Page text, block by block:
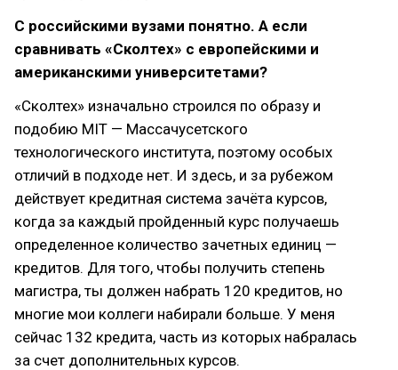
С российскими вузами понятно. А если
сравнивать «Сколтех» с европейскими и
американскими университетами?
«Сколтех» изначально строился по образу и
подобию MIT — Массачусетского
технологического института, поэтому особых
отличий в подходе нет. И здесь, и за рубежом
действует кредитная система зачёта курсов,
когда за каждый пройденный курс получаешь
определенное количество зачетных единиц —
кредитов. Для того, чтобы получить степень
магистра, ты должен набрать 120 кредитов, но
многие мои коллеги набирали больше. У меня
сейчас 132 кредита, часть из которых набралась
за счет дополнительных курсов.